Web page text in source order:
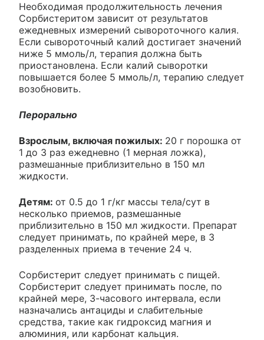
Необходимая продолжительность лечения
Сорбистеритом зависит от результатов
ежедневных измерений сывороточного калия.
Если сывороточный калий достигает значений
ниже 5 ммоль/л, терапия должна быть
приостановлена. Если калий сыворотки
повышается более 5 ммоль/л, терапию следует
возобновить.
Перорально
Взрослым, включая пожилых: 20 г порошка от
1 до 3 раз ежедневно (1 мерная ложка),
размешанные приблизительно в 150 мл
жидкости.
Детям: от 0.5 до 1 г/кг массы тела/сут в
несколько приемов, размешанные
приблизительно в 150 мл жидкости. Препарат
следует принимать, по крайней мере, в 3
разделенных приема в течение 24 ч.
Сорбистерит следует принимать с пищей.
Сорбистерит следует принимать после, по
крайней мере, 3-часового интервала, если
назначались антациды и слабительные
средства, такие как гидроксид магния и
алюминия, или карбонат кальция.